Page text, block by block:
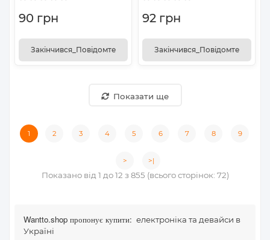
90 грн
Закінчився_Повідомте
92 грн
Закінчився_Повідомте
Показати ще
1 2 3 4 5 6 7 8 9
> >|
Показано від 1 до 12 з 855 (всього сторінок: 72)
Wantto.shop пропонує купити: електроніка та девайси в
Україні